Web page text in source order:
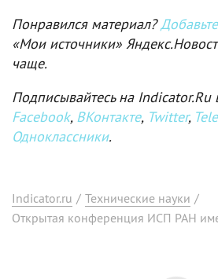
Понравился материал?
«Мои источники»
чаще.
Подписывайтесь на Indicator.Ru
Facebook, ВКонтакте, Twitter,
Одноклассники.
Indicator.ru / Технические науки /
Открытая конференция ИСП РАН